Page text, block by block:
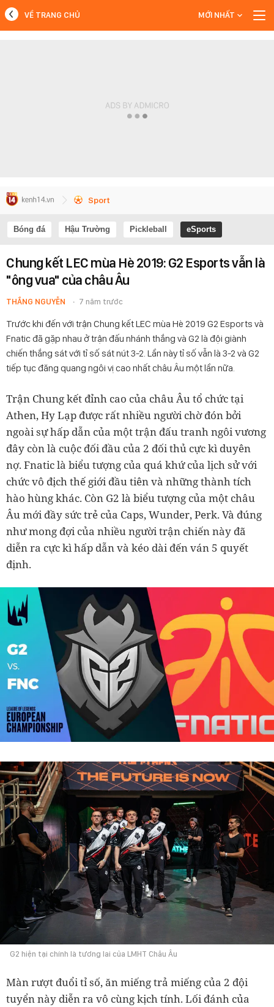
VỀ TRANG CHỦ MỚI NHẤT
Sport
Bóng đá Hậu Trường Pickleball eSports
Chung kết LEC mùa Hè 2019: G2 Esports vẫn là
"ông vua" của châu Âu
THẮNG NGUYỄN 7 năm trước
Trước khi đến với trận Chung kết LEC mùa Hè 2019 G2 Esports và
Fnatic đã gặp nhau ở trận đấu nhánh thắng và G2 là đội giành
chiến thắng sát với tỉ số sát nút 3-2. Lần này tỉ số vẫn là 3-2 và G2
tiếp tục đăng quang ngôi vị cao nhất châu Âu một lần nữa.
Trận Chung kết đỉnh cao của châu Âu tổ chức tại
Athen, Hy Lạp được rất nhiều người chờ đón bởi
ngoài sự hấp dẫn của một trận đấu tranh ngôi vương
đây còn là cuộc đối đầu của 2 đối thủ cực kì duyên
nợ. Fnatic là biểu tượng của quá khứ của lịch sử với
chức vô địch thế giới đầu tiên và những thành tích
hào hùng khác. Còn G2 là biểu tượng của một châu
Âu mới đầy sức trẻ của Caps, Wunder, Perk. Và đúng
như mong đợi của nhiều người trận chiến này đã
diễn ra cực kì hấp dẫn và kéo dài đến ván 5 quyết
định.
G2 hiện tại chính là tương lai của LMHT Châu Âu
Màn rượt đuổi tỉ số, ăn miếng trả miếng của 2 đội
tuyển này diễn ra vô cùng kịch tính. Lối đánh của